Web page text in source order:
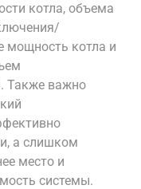
котла, объема
мощность котла и
Также важно
а слишком
место и
системы.